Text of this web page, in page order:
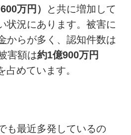
万円）
と共に増加して
状況にあります。被害に
からが多く、認知件数は
害額は約1億900万円
占めています。
も最近多発しているの